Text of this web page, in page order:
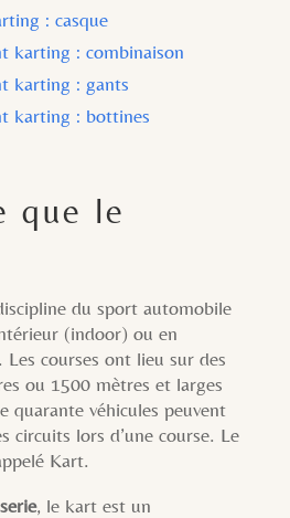
: casque
karting : combinaison
karting : gants
karting : bottines
que le
du sport automobile
(indoor) ou en
courses ont lieu sur des
ou 1500 mètres et larges
quarante véhicules peuvent
circuits lors d’une course. Le
Kart.
, le kart est un